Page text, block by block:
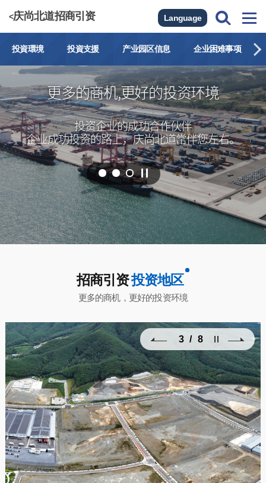
<庆尚北道招商引资 Language
投資環境 投資支援 产业园区信息 企业困难事项
更多的商机,更好的投资环境
投资企业的成功合作伙伴
企业成功投资的路上，庆尚北道常伴您左右。
招商引资投资地区
更多的商机，更好的投资环境
3 / 8